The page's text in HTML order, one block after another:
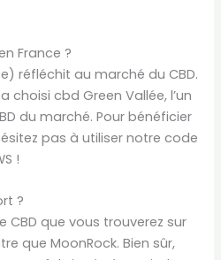
France ?
réfléchit au marché du CBD.
choisi cbd Green Vallée, l’un
du marché. Pour bénéficier
pas à utiliser notre code
!
?
CBD que vous trouverez sur
que MoonRock. Bien sûr,